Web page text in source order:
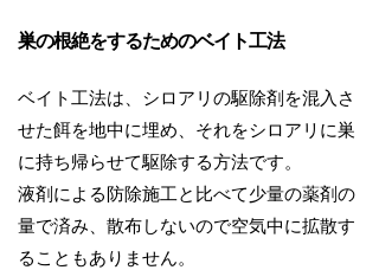
巣の根絶をするためのベイト工法
ベイト工法は、シロアリの駆除剤を混入さ
せた餌を地中に埋め、それをシロアリに巣
に持ち帰らせて駆除する方法です。
液剤による防除施工と比べて少量の薬剤の
量で済み、散布しないので空気中に拡散す
ることもありません。